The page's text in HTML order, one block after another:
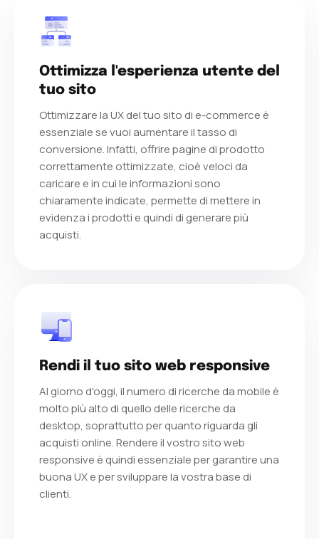
Se anche tu vuoi formarti sulla SEO, collabora
con il nostro team!
Ottimizza l'esperienza utente del
tuo sito
Ottimizzare la UX del tuo sito di e-commerce è
essenziale se vuoi aumentare il tasso di
conversione. Infatti, offrire pagine di prodotto
correttamente ottimizzate, cioè veloci da
caricare e in cui le informazioni sono
chiaramente indicate, permette di mettere in
evidenza i prodotti e quindi di generare più
acquisti.
Rendi il tuo sito web responsive
Al giorno d'oggi, il numero di ricerche da mobile è
molto più alto di quello delle ricerche da
desktop, soprattutto per quanto riguarda gli
acquisti online. Rendere il vostro sito web
responsive è quindi essenziale per garantire una
buona UX e per sviluppare la vostra base di
clienti.